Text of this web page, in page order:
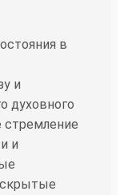
в
и
духовного
стремление
и